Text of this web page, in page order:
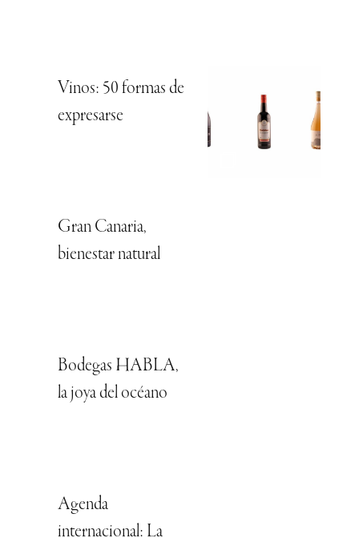
Vinos: 50 formas de
expresarse
Gran Canaria,
bienestar natural
Bodegas HABLA,
la joya del océano
Agenda
internacional: La